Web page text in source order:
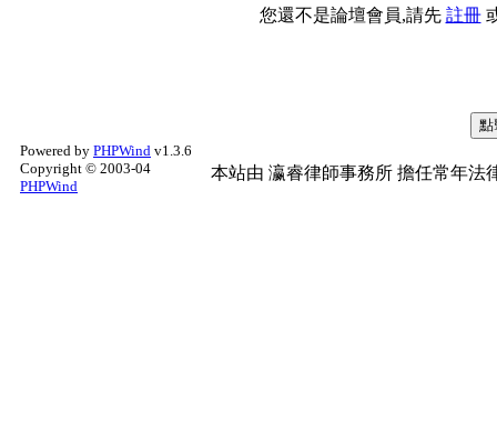
您還不是論壇會員,請先 註冊
Powered by PHPWind v1.3.6
Copyright © 2003-04
PHPWind
本站由 瀛睿律師事務所 擔任常年法